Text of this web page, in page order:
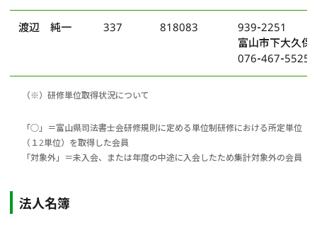
渡辺 純一 337 818083
939-2251
富山市下大久保
076-467-5525
（※）研修単位取得状況について
「○」＝富山県司法書士会研修規則に定める単位制研修における所定単位
（１2単位）を取得した会員
「対象外」＝未入会、または年度の中途に入会したため集計対象外の会員
法人名簿